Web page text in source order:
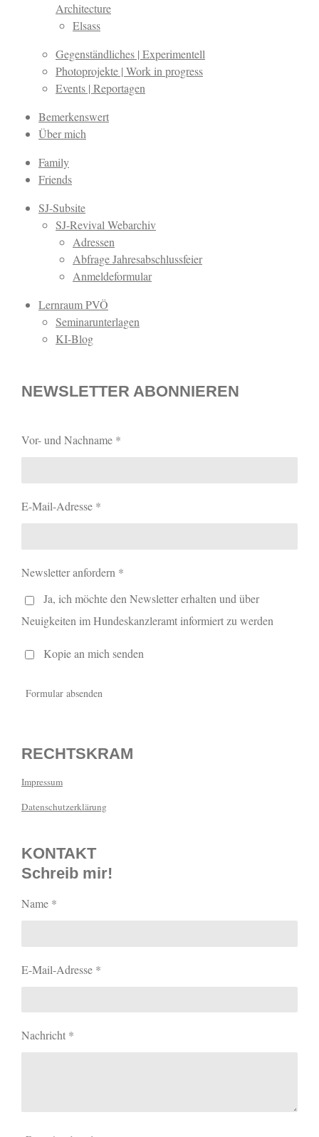
Architecture
Elsass
Gegenständliches | Experimentell
Photoprojekte | Work in progress
Events | Reportagen
Bemerkenswert
Über mich
Family
Friends
SJ-Subsite
SJ-Revival Webarchiv
Adressen
Abfrage Jahresabschlussfeier
Anmeldeformular
Lernraum PVÖ
Seminarunterlagen
KI-Blog
NEWSLETTER ABONNIEREN
Vor- und Nachname *
E-Mail-Adresse *
Newsletter anfordern *
Ja, ich möchte den Newsletter erhalten und über
Neuigkeiten im Hundeskanzleramt informiert zu werden
Kopie an mich senden
Formular absenden
RECHTSKRAM
Impressum
Datenschutzerklärung
KONTAKT
Schreib mir!
Name *
E-Mail-Adresse *
Nachricht *